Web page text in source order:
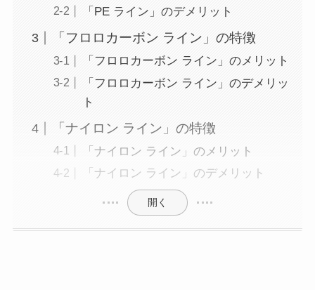
「PE ライン」のデメリット
「フロロカーボン ライン」の特徴
「フロロカーボン ライン」のメリット
「フロロカーボン ライン」のデメリッ
ト
「ナイロン ライン」の特徴
「ナイロン ライン」のメリット
「ナイロン ライン」のデメリット
開く